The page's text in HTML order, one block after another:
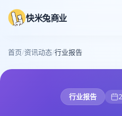
快米兔商业
首页/资讯动态/行业报告
行业报告